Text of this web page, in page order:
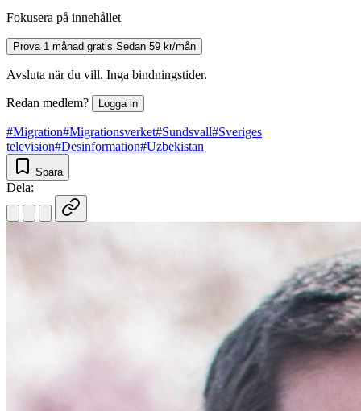
Fokusera på innehållet
Prova 1 månad gratis Sedan 59 kr/mån
Avsluta när du vill. Inga bindningstider.
Redan medlem? Logga in
#Migration#Migrationsverket#Sundsvall#Sveriges
television#Desinformation#Uzbekistan
Spara
Dela: